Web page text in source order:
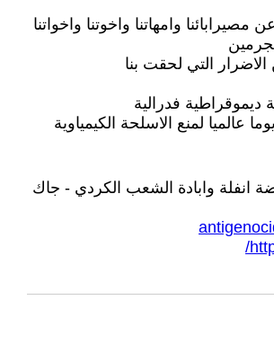
وامهاتنا واخوتنا واخواتنا
التي لحقت بنا
ديموقراطية فدرالية
انفلة وابادة الشعب الكردي - جاك